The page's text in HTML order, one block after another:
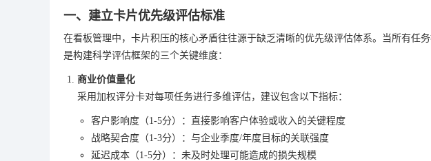
一、建立卡片优先级评估标准
在看板管理中，卡片积压的核心矛盾往往源于缺乏清晰的优先级评估体系。当所有任
是构建科学评估框架的三个关键维度：
商业价值量化
采用加权评分卡对每项任务进行多维评估，建议包含以下指标：
客户影响度（1-5分）：直接影响客户体验或收入的关键程度
战略契合度（1-3分）：与企业季度/年度目标的关联强度
延迟成本（1-5分）：未及时处理可能造成的损失规模